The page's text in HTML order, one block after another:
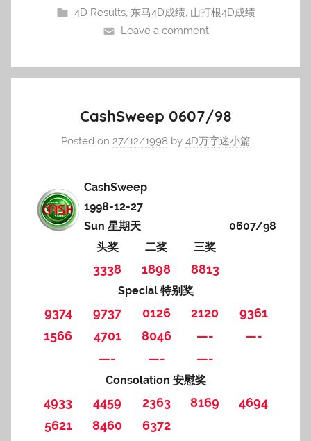
4D Results, 东马4D成绩, 山打根4D成绩
Leave a comment
CashSweep 0607/98
Posted on 27/12/1998 by 4D万字迷小篇
CashSweep
1998-12-27
Sun 星期天
0607/98
头奖
二奖 三奖
3338 1898 8813
Special 特别奖
9374 9737 0126 2120
9361
1566
4701 8046 —-
—-
—-
—- —-
Consolation 安慰奖
4933 4459 2363 8169
4694
5621
8460 6372